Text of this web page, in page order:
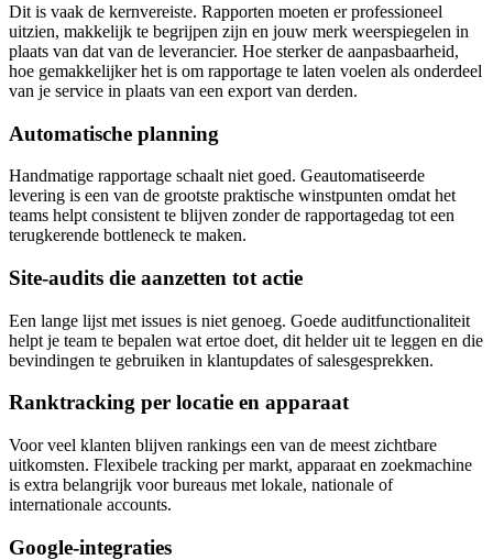
Dit is vaak de kernvereiste. Rapporten moeten er professioneel
uitzien, makkelijk te begrijpen zijn en jouw merk weerspiegelen in
plaats van dat van de leverancier. Hoe sterker de aanpasbaarheid,
hoe gemakkelijker het is om rapportage te laten voelen als onderdeel
van je service in plaats van een export van derden.
Automatische planning
Handmatige rapportage schaalt niet goed. Geautomatiseerde
levering is een van de grootste praktische winstpunten omdat het
teams helpt consistent te blijven zonder de rapportagedag tot een
terugkerende bottleneck te maken.
Site-audits die aanzetten tot actie
Een lange lijst met issues is niet genoeg. Goede auditfunctionaliteit
helpt je team te bepalen wat ertoe doet, dit helder uit te leggen en die
bevindingen te gebruiken in klantupdates of salesgesprekken.
Ranktracking per locatie en apparaat
Voor veel klanten blijven rankings een van de meest zichtbare
uitkomsten. Flexibele tracking per markt, apparaat en zoekmachine
is extra belangrijk voor bureaus met lokale, nationale of
internationale accounts.
Google-integraties